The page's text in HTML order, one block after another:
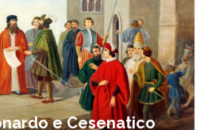
e Cesenatico